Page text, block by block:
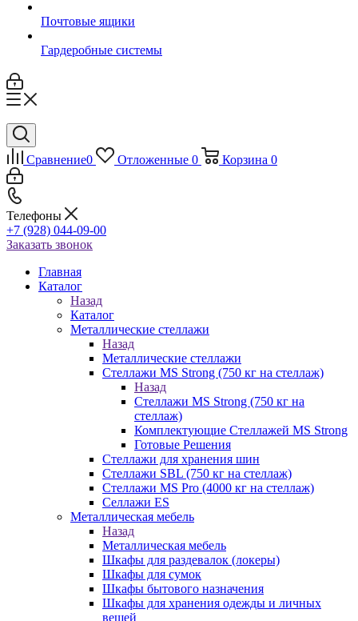
Почтовые ящики
Гардеробные системы
Сравнение0 Отложенные 0 Корзина 0
Телефоны
+7 (928) 044-09-00
Заказать звонок
Главная
Каталог
Назад
Каталог
Металлические стеллажи
Назад
Металлические стеллажи
Стеллажи MS Strong (750 кг на стеллаж)
Назад
Стеллажи MS Strong (750 кг на
стеллаж)
Комплектующие Стеллажей MS Strong
Готовые Решения
Стеллажи для хранения шин
Стеллажи SBL (750 кг на стеллаж)
Стеллажи MS Pro (4000 кг на стеллаж)
Селлажи ES
Металлическая мебель
Назад
Металлическая мебель
Шкафы для раздевалок (локеры)
Шкафы для сумок
Шкафы бытового назначения
Шкафы для хранения одежды и личных
вещей